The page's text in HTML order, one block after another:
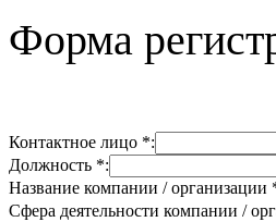
Форма
Контактное лицо *:
Должность *:
Название компании / организации
Сфера деятельности компании /